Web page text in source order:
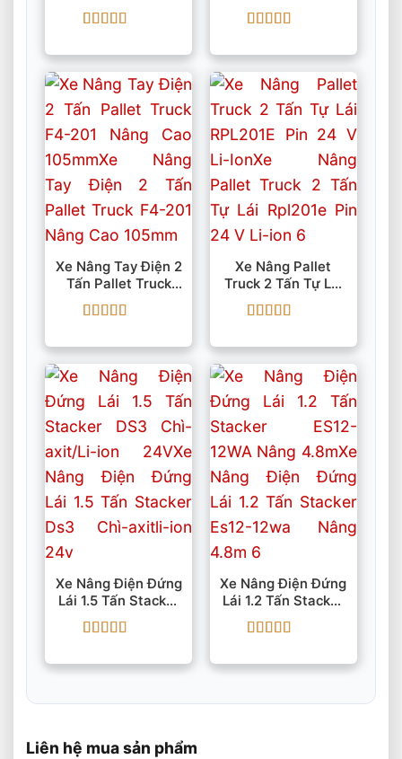
Hành RPL301E Pin
24 V Li-Ion
hạng55 sao
ES16 – RS 5500 Mm
IMOW/EP
hạng55 sao
Xe Nâng Tay Điện 2
Tấn Pallet Truck
F4-201 Nâng Cao
105mm
hạng55 sao
Xe Nâng Pallet
Truck 2 Tấn Tự Lái
RPL201E Pin 24 V
Li-Ion
hạng55 sao
Xe Nâng Điện Đứng
Lái 1.5 Tấn Stacker
DS3 Chì-Axit/Li-Ion
24V
hạng55 sao
Xe Nâng Điện Đứng
Lái 1.2 Tấn Stacker
ES12-12WA Nâng
4.8m
hạng55 sao
Liên hệ mua sản phẩm